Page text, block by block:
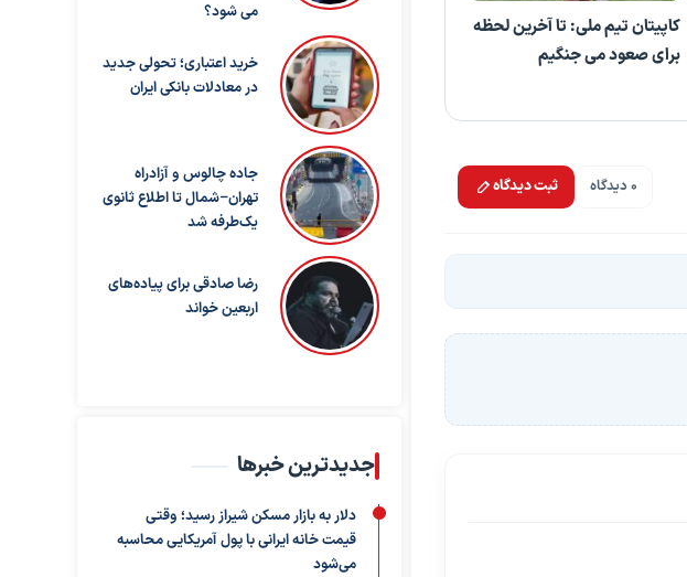
کاپیتان تیم ملی: تا آخرین لحظه
برای صعود می جنگیم
0 دیدگاه ثبت دیدگاه
می شود؟
خرید اعتباری؛ تحولی جدید
در معادلات بانکی ایران
جاده چالوس و آزادراه
تهران–شمال تا اطلاع ثانوی
یک‌طرفه شد
رضا صادقی برای پیاده‌های
اربعین خواند
جدیدترین خبرها
دلار به بازار مسکن شیراز رسید؛ وقتی
قیمت خانه ایرانی با پول آمریکایی محاسبه
می‌شود